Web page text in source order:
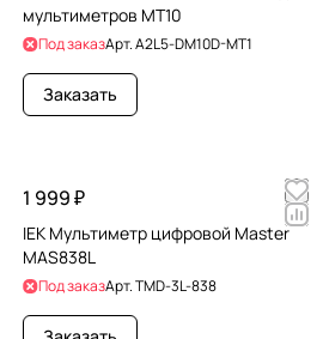
мультиметров MT10
Под заказАрт.A2L5-DM10D-MT1
Заказать
1 999 ₽
IEK Мультиметр цифровой Master
MAS838L
Под заказАрт.TMD-3L-838